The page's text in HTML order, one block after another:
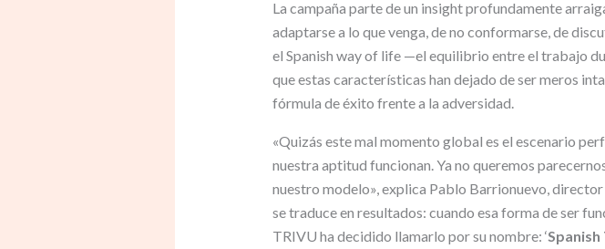
La campaña parte de un insight profundamente
adaptarse a lo que venga, de no conformarse, de
el Spanish way of life —el equilibrio entre el trabajo
que estas características han dejado de ser meros
fórmula de éxito frente a la adversidad.
«Quizás este mal momento global es el escenario
nuestra aptitud funcionan. Ya no queremos
nuestro modelo», explica Pablo Barrionuevo,
se traduce en resultados: cuando esa forma de ser
TRIVU ha decidido llamarlo por su nombre: ‘Spanish